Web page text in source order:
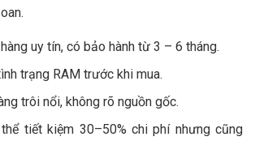
uy tín, có bảo hành từ 3 – 6 tháng.
trạng RAM trước khi mua.
trôi nổi, không rõ nguồn gốc.
tiết kiệm 30–50% chi phí nhưng cũng